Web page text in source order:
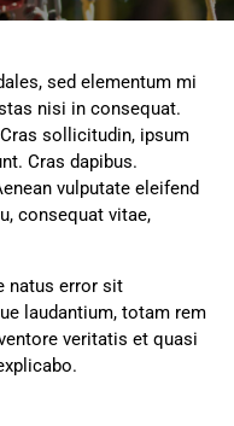
sed elementum mi
nisi in consequat.
sollicitudin, ipsum
Cras dapibus.
vulputate eleifend
consequat vitae,
natus error sit
laudantium, totam rem
veritatis et quasi